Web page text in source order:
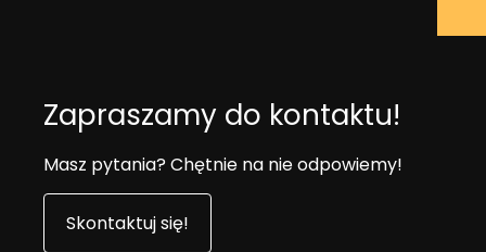
Zapraszamy do kontaktu!
Masz pytania? Chętnie na nie odpowiemy!
Skontaktuj się!